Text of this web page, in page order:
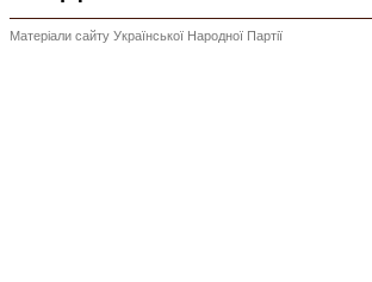
Матеріали сайту Української Народної Партії